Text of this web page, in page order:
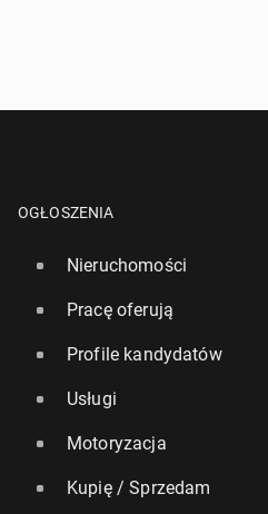
OGŁOSZENIA
Nieruchomości
Pracę oferują
Profile kandydatów
Usługi
Motoryzacja
Kupię / Sprzedam